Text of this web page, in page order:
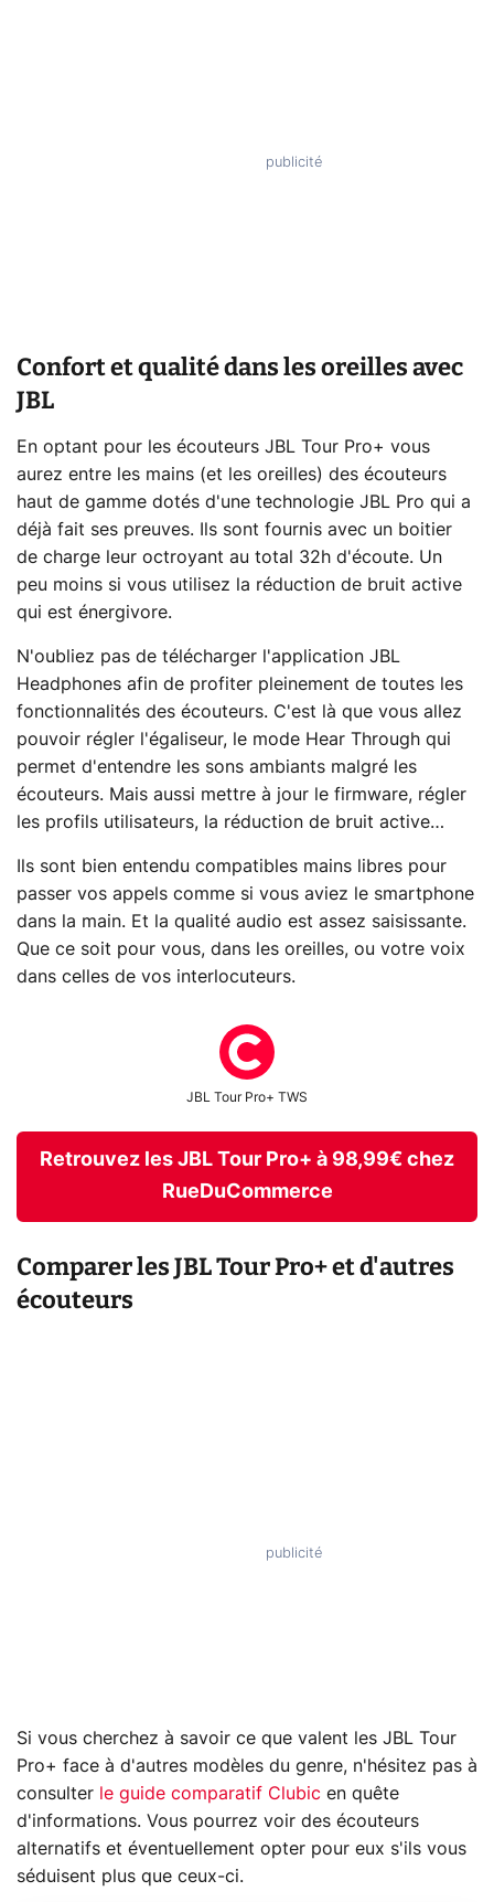
Confort et qualité dans les oreilles avec
JBL
En optant pour les écouteurs JBL Tour Pro+ vous
aurez entre les mains (et les oreilles) des écouteurs
haut de gamme dotés d'une technologie JBL Pro qui a
déjà fait ses preuves. Ils sont fournis avec un boitier
de charge leur octroyant au total 32h d'écoute. Un
peu moins si vous utilisez la réduction de bruit active
qui est énergivore.
N'oubliez pas de télécharger l'application JBL
Headphones afin de profiter pleinement de toutes les
fonctionnalités des écouteurs. C'est là que vous allez
pouvoir régler l'égaliseur, le mode Hear Through qui
permet d'entendre les sons ambiants malgré les
écouteurs. Mais aussi mettre à jour le firmware, régler
les profils utilisateurs, la réduction de bruit active…
Ils sont bien entendu compatibles mains libres pour
passer vos appels comme si vous aviez le smartphone
dans la main. Et la qualité audio est assez saisissante.
Que ce soit pour vous, dans les oreilles, ou votre voix
dans celles de vos interlocuteurs.
JBL Tour Pro+ TWS
Retrouvez les JBL Tour Pro+ à 98,99€ chez
RueDuCommerce
Comparer les JBL Tour Pro+ et d'autres
écouteurs
Si vous cherchez à savoir ce que valent les JBL Tour
Pro+ face à d'autres modèles du genre, n'hésitez pas à
consulter le guide comparatif Clubic en quête
d'informations. Vous pourrez voir des écouteurs
alternatifs et éventuellement opter pour eux s'ils vous
séduisent plus que ceux-ci.